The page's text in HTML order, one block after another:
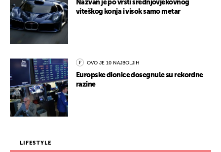
Nazvan je po vrsti srednjovjekovnog
viteškog konja i visok samo metar
OVO JE 10 NAJBOLJIH
Europske dionice dosegnule su rekordne
razine
LIFESTYLE